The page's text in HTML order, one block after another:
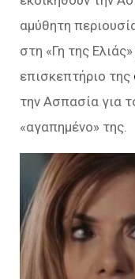
αμύθητη
στη «Γη της
επισκεπτήριο της
την Ασπασία για
«αγαπημένο» της.